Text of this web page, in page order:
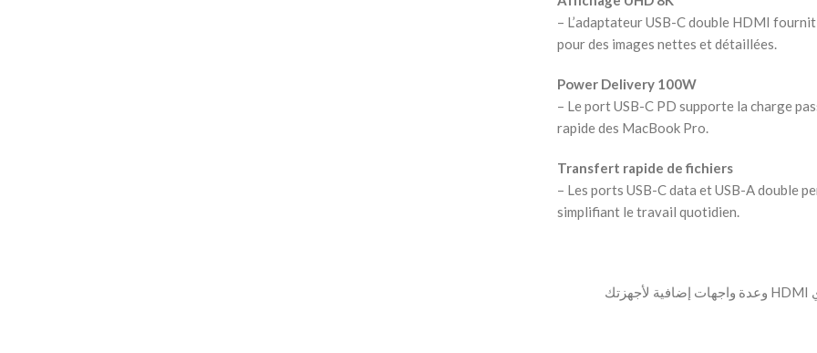
– L’adaptateur USB-C double HDMI
pour des images nettes et détaillées.
Power Delivery 100W
– Le port USB-C PD supporte la charge
rapide des MacBook Pro.
Transfert rapide de fichiers
– Les ports USB-C data et USB-A double
simplifiant le travail quotidien.
‫- يوفر محور UGREEN USB-C اتصال 6 في 1 مع منفذي HDMI وعدة واجهات إضافية لأجهزتك